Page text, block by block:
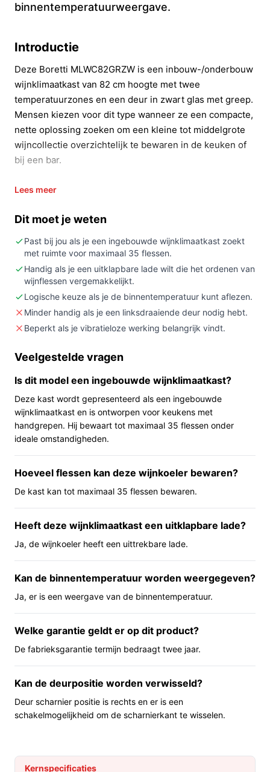
binnentemperatuurweergave.
Introductie
Deze Boretti MLWC82GRZW is een inbouw-/onderbouw
wijnklimaatkast van 82 cm hoogte met twee
temperatuurzones en een deur in zwart glas met greep.
Mensen kiezen voor dit type wanneer ze een compacte,
nette oplossing zoeken om een kleine tot middelgrote
wijncollectie overzichtelijk te bewaren in de keuken of
bij een bar.
In 20 seconden beslissen
35 flessen kan huisvesten en je twee
temperatuurzones wilt gebruiken.
Niet kopen als:je een zeer grote collectie hebt
(meer dan 35 flessen) of per se een vibratievrije
compressor nodig hebt.
Belangrijkste check:meet de beschikbare
nisbreedte (59,5 cm) en -diepte (58 cm) en
controleer of de deur-/scharnierrichting past bij je
In huis staat dit model compact ingebouwd onder het
aanrecht of in een keukenkast van circa 82 cm hoog.
Met ruimte voor maximaal 35 flessen is het geschikt
voor een kleine collectie of een mix van rode en witte
wijnen verdeeld over twee temperatuurzones. De deur
heeft een zwarte glazen afwerking met greep en is
scharniermontage kan worden gewisseld. Houtplanken
overzichtelijk. Het opgegeven geluidsniveau is 40 dB en
de compressor is niet specifiek gemarkeerd als
vibratievrij; houd daar rekening mee bij delicate lange-
termijnopslag.
Belangrijkste voordelen
Compacte capaciteit met twee temperatuurzones:
serveertemperaturen houden.
Inbouwformaat en deur met greep: oogt
geïntegreerd in een keuken met handgrepen.
opbergen.
Lees meer
Dit moet je weten
Past bij jou als je een ingebouwde wijnklimaatkast zoekt
met ruimte voor maximaal 35 flessen.
Handig als je een uitklapbare lade wilt die het ordenen van
wijnflessen vergemakkelijkt.
Logische keuze als je de binnentemperatuur kunt aflezen.
Minder handig als je een linksdraaiende deur nodig hebt.
Beperkt als je vibratieloze werking belangrijk vindt.
Veelgestelde vragen
Is dit model een ingebouwde wijnklimaatkast?
Deze kast wordt gepresenteerd als een ingebouwde
wijnklimaatkast en is ontworpen voor keukens met
handgrepen. Hij bewaart tot maximaal 35 flessen onder
ideale omstandigheden.
Hoeveel flessen kan deze wijnkoeler bewaren?
De kast kan tot maximaal 35 flessen bewaren.
Heeft deze wijnklimaatkast een uitklapbare lade?
Ja, de wijnkoeler heeft een uittrekbare lade.
Kan de binnentemperatuur worden weergegeven?
Ja, er is een weergave van de binnentemperatuur.
Welke garantie geldt er op dit product?
De fabrieksgarantie termijn bedraagt twee jaar.
Kan de deurpositie worden verwisseld?
Deur scharnier positie is rechts en er is een
schakelmogelijkheid om de scharnierkant te wisselen.
Kernspecificaties